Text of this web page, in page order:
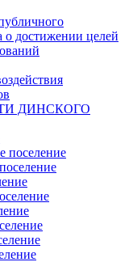
о достижении целей
ДИНСКОГО
поселение